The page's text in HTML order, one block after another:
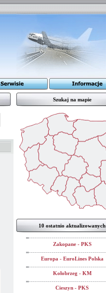
Szukaj na mapie
10 ostatnio aktualizowanych
Zakopane - PKS
Europa - EuroLines Polska
Kołobrzeg - KM
Cieszyn - PKS